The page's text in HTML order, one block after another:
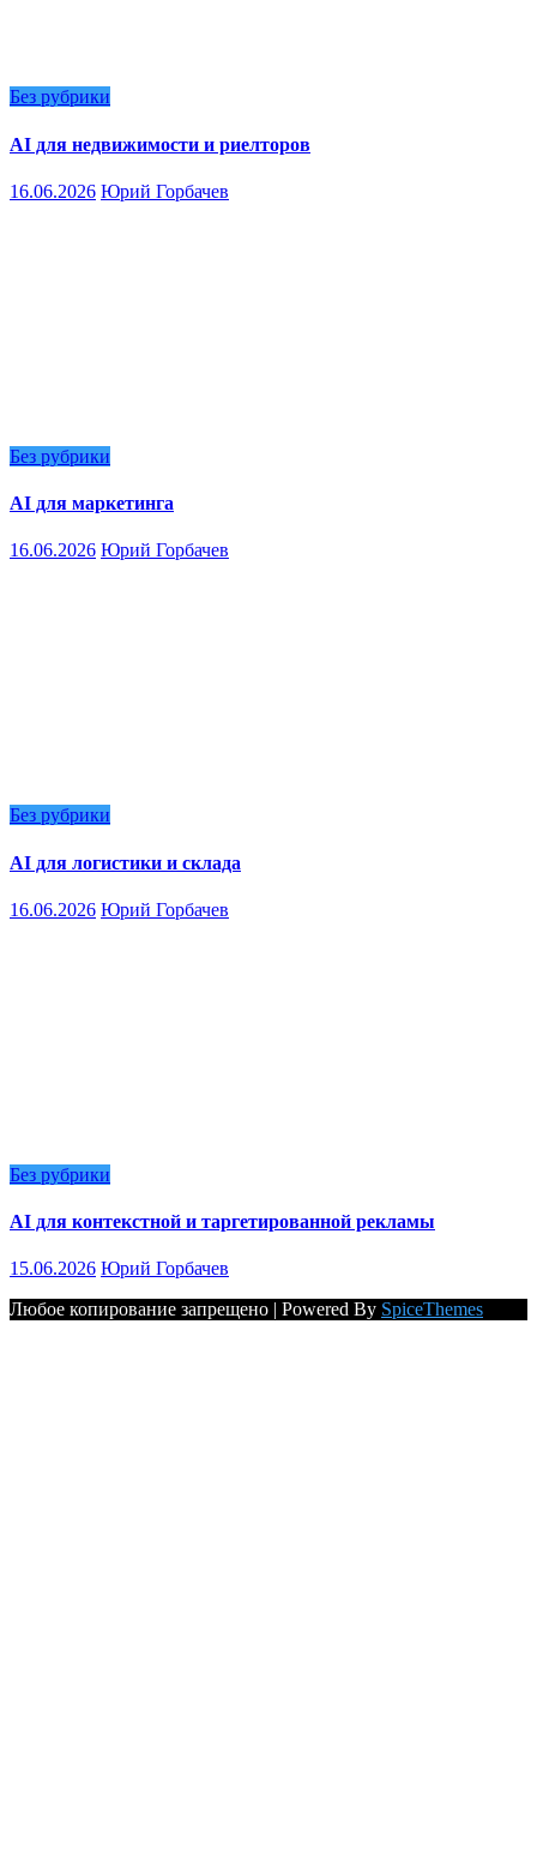
Без рубрики
AI для недвижимости и риелторов
16.06.2026 Юрий Горбачев
Без рубрики
AI для маркетинга
16.06.2026 Юрий Горбачев
Без рубрики
AI для логистики и склада
16.06.2026 Юрий Горбачев
Без рубрики
AI для контекстной и таргетированной рекламы
15.06.2026 Юрий Горбачев
Любое копирование запрещено | Powered By SpiceThemes